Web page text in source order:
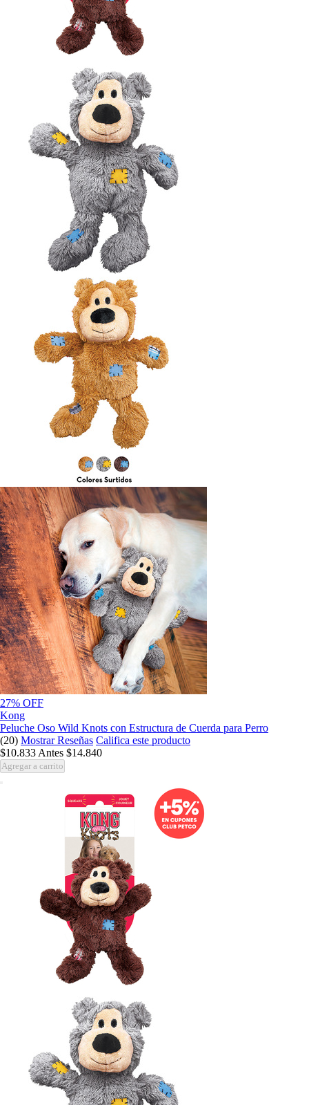
27% OFF
Kong
Peluche Oso Wild Knots con Estructura de Cuerda para Perro
(20) Mostrar Reseñas Califica este producto
$10.833 Antes $14.840
Agregar a carrito